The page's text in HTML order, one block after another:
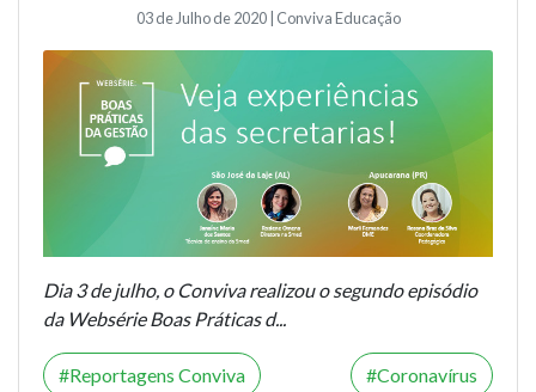
03 de Julho de 2020 | Conviva Educação
Dia 3 de julho, o Conviva realizou o segundo episódio
da Websérie Boas Práticas d...
Reportagens Conviva Coronavírus